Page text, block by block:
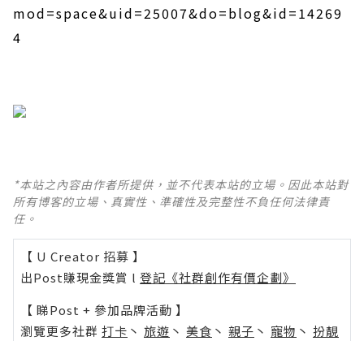
mod=space&uid=25007&do=blog&id=14269
4
*本站之內容由作者所提供，並不代表本站的立場。因此本站對
所有博客的立場、真實性、準確性及完整性不負任何法律責
任。
【 U Creator 招募 】
出Post賺現金獎賞 l 登記《社群創作有價企劃》
【 睇Post + 參加品牌活動 】
瀏覽更多社群 打卡 丶 旅遊 丶 美食 丶 親子 丶 寵物 丶 扮靚